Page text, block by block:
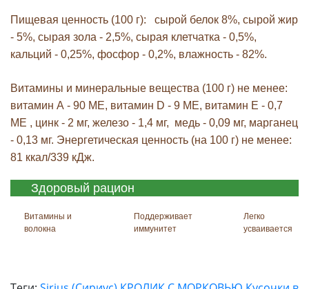
Пищевая ценность (100 г): сырой белок 8%, сырой жир
- 5%, сырая зола - 2,5%, сырая клетчатка - 0,5%,
кальций - 0,25%, фосфор - 0,2%, влажность - 82%.
Витамины и минеральные вещества (100 г) не менее:
витамин А - 90 МЕ, витамин D - 9 МЕ, витамин E - 0,7
МЕ , цинк - 2 мг, железо - 1,4 мг, медь - 0,09 мг, марганец
- 0,13 мг. Энергетическая ценность (на 100 г) не менее:
81 ккал/339 кДж.
Здоровый рацион
Витамины и
волокна
Поддерживает
иммунитет
Легко
усваивается